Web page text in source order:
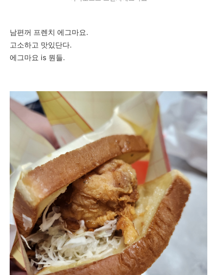
남편꺼 프렌치 에그마요.
고소하고 맛있단다.
에그마요 is 뭔들.